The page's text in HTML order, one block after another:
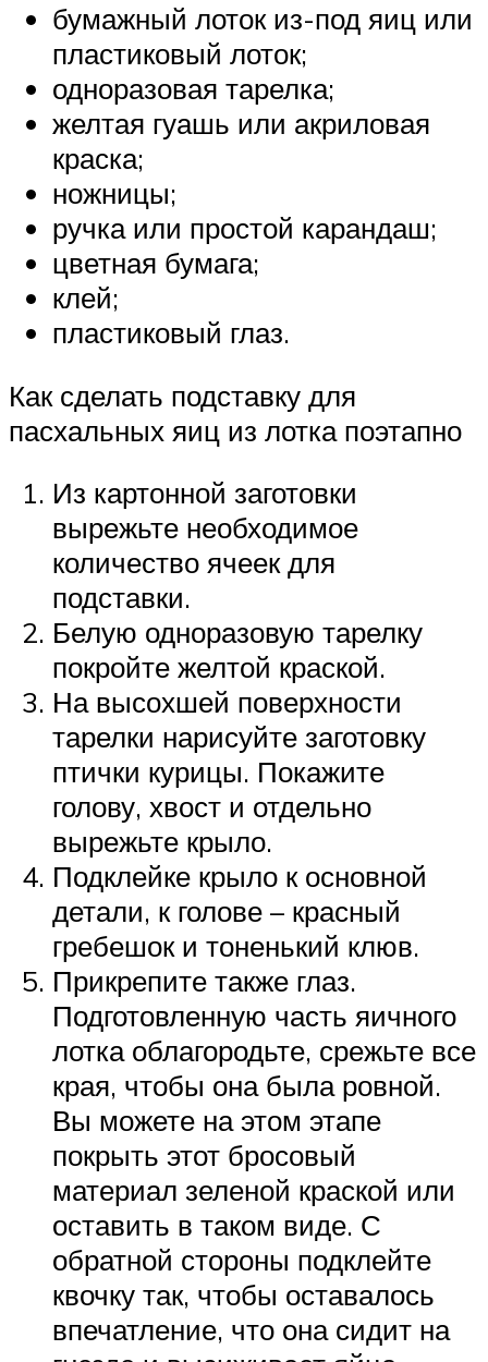
бумажный лоток из-под яиц или
пластиковый лоток;
одноразовая тарелка;
желтая гуашь или акриловая
краска;
ножницы;
ручка или простой карандаш;
цветная бумага;
клей;
пластиковый глаз.
Как сделать подставку для
пасхальных яиц из лотка поэтапно
Из картонной заготовки
вырежьте необходимое
количество ячеек для
подставки.
Белую одноразовую тарелку
покройте желтой краской.
На высохшей поверхности
тарелки нарисуйте заготовку
птички курицы. Покажите
голову, хвост и отдельно
вырежьте крыло.
Подклейке крыло к основной
детали, к голове – красный
гребешок и тоненький клюв.
Прикрепите также глаз.
Подготовленную часть яичного
лотка облагородьте, срежьте все
края, чтобы она была ровной.
Вы можете на этом этапе
покрыть этот бросовый
материал зеленой краской или
оставить в таком виде. С
обратной стороны подклейте
квочку так, чтобы оставалось
впечатление, что она сидит на